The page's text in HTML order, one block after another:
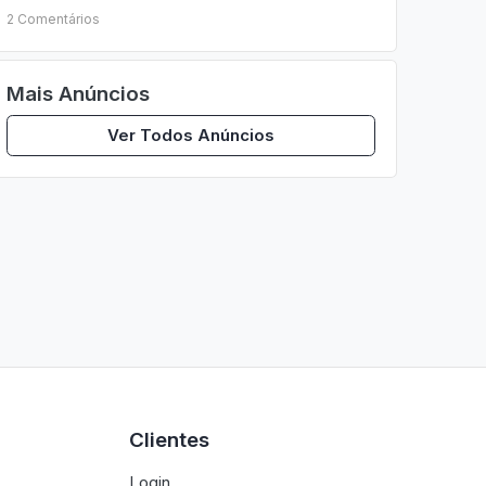
2 Comentários
Mais Anúncios
Ver Todos Anúncios
Clientes